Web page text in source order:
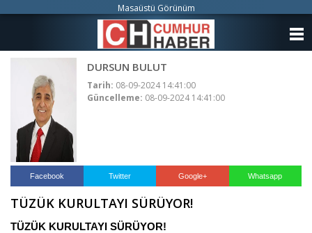
DURSUN BULUT
Tarih: 08-09-2024 14:41:00
Güncelleme: 08-09-2024 14:41:00
Facebook Twitter Google+ Whatsapp
TÜZÜK KURULTAYI SÜRÜYOR!
TÜZÜK KURULTAYI SÜRÜYOR!
Masaüstü Görünüm
YAZARLAR
FOTO GALERİ